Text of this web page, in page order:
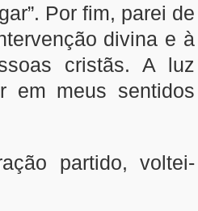
Por fim, parei de
divina e à
cristãs. A luz
em meus sentidos
partido, voltei-